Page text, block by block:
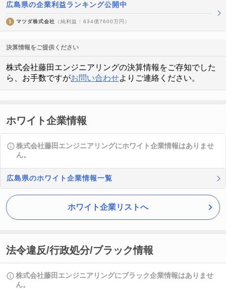
広島県の企業利益ランキング公開中
1 マツダ株式会社 （純利益 : 634億7600万円）
決算情報をご提供ください
株式会社藤田エンジニアリングの決算情報をご存知でした
ら、お手数ですがお問い合わせよりご連絡ください。
ホワイト企業情報
株式会社藤田エンジニアリングにホワイト企業情報はありませ
ん。
広島県のホワイト企業情報一覧
ホワイト企業リストへ
法令違反/行政処分/ブラック情報
株式会社藤田エンジニアリングにブラック企業情報はありませ
ん。